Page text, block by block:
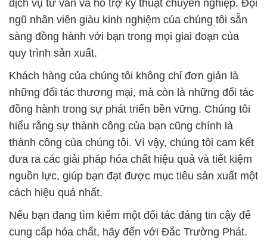
dịch vụ tư vấn và hỗ trợ kỹ thuật chuyên nghiệp. Đội
ngũ nhân viên giàu kinh nghiệm của chúng tôi sẵn
sàng đồng hành với bạn trong mọi giai đoạn của
quy trình sản xuất.
Khách hàng của chúng tôi không chỉ đơn giản là
những đối tác thương mại, mà còn là những đối tác
đồng hành trong sự phát triển bền vững. Chúng tôi
hiểu rằng sự thành công của bạn cũng chính là
thành công của chúng tôi. Vì vậy, chúng tôi cam kết
đưa ra các giải pháp hóa chất hiệu quả và tiết kiệm
nguồn lực, giúp bạn đạt được mục tiêu sản xuất một
cách hiệu quả nhất.
Nếu bạn đang tìm kiếm một đối tác đáng tin cậy để
cung cấp hóa chất, hãy đến với Đắc Trường Phát.